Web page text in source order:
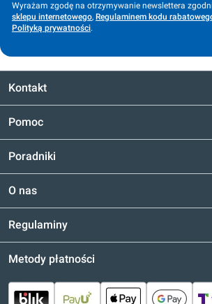
Wyrażam zgodę na otrzymywanie newslettera
sklepu internetowego, Regulaminem kodu
Polityką prywatności.
Kontakt
Pomoc
Poradniki
O nas
Regulaminy
Metody płatności